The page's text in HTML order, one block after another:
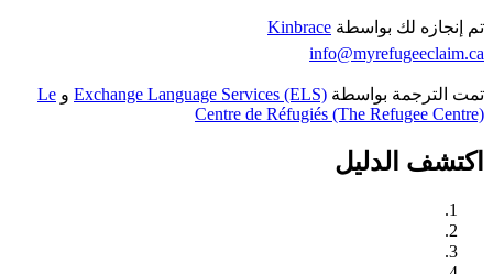
تم إنجازه لك بواسطة Kinbrace
info@myrefugeeclaim.ca
تمت الترجمة بواسطة Exchange Language Services (ELS) و Le
Centre de Réfugiés (The Refugee Centre)
اكتشف الدليل